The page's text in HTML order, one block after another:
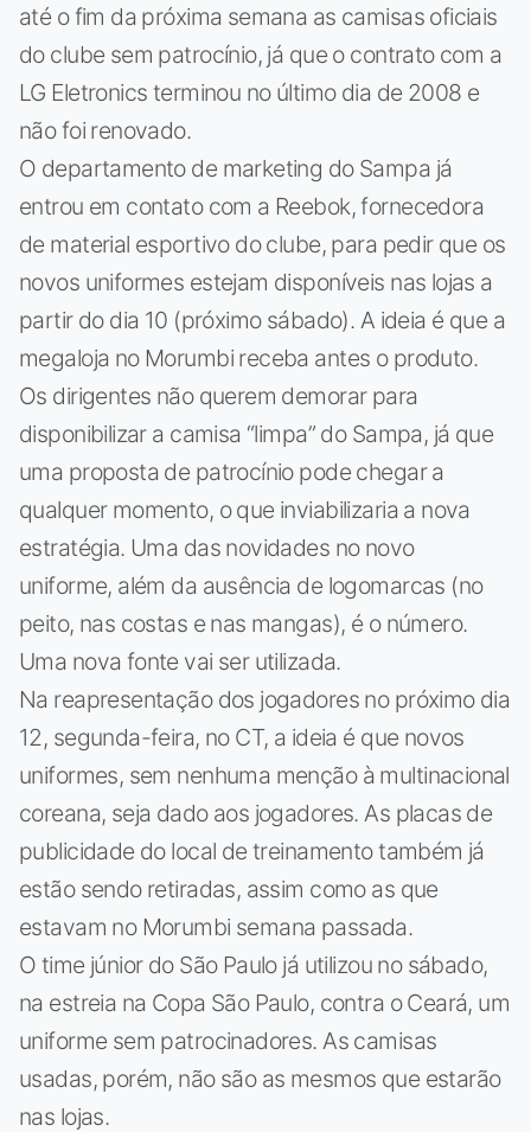
até o fim da próxima semana as camisas oficiais
do clube sem patrocínio, já que o contrato com a
LG Eletronics terminou no último dia de 2008 e
não foi renovado.
O departamento de marketing do Sampa já
entrou em contato com a Reebok, fornecedora
de material esportivo do clube, para pedir que os
novos uniformes estejam disponíveis nas lojas a
partir do dia 10 (próximo sábado). A ideia é que a
megaloja no Morumbi receba antes o produto.
Os dirigentes não querem demorar para
disponibilizar a camisa “limpa” do Sampa, já que
uma proposta de patrocínio pode chegar a
qualquer momento, o que inviabilizaria a nova
estratégia. Uma das novidades no novo
uniforme, além da ausência de logomarcas (no
peito, nas costas e nas mangas), é o número.
Uma nova fonte vai ser utilizada.
Na reapresentação dos jogadores no próximo dia
12, segunda-feira, no CT, a ideia é que novos
uniformes, sem nenhuma menção à multinacional
coreana, seja dado aos jogadores. As placas de
publicidade do local de treinamento também já
estão sendo retiradas, assim como as que
estavam no Morumbi semana passada.
O time júnior do São Paulo já utilizou no sábado,
na estreia na Copa São Paulo, contra o Ceará, um
uniforme sem patrocinadores. As camisas
usadas, porém, não são as mesmos que estarão
nas lojas.